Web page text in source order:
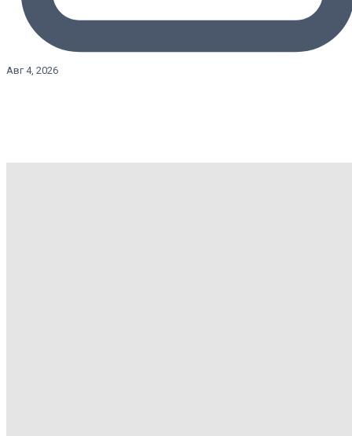
Авг 4, 2026